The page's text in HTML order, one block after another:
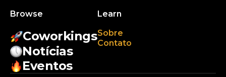
Browse
Coworkings
Notícias
Eventos
Learn
Sobre
Contato